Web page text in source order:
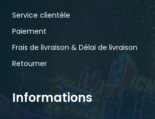
Service clientèle
Paiement
Frais de livraison & Délai de livraison
Retourner
Informations